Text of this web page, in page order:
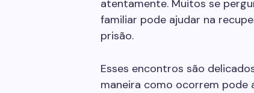
atentamente. Muitos se
familiar pode ajudar na
prisão.
Esses encontros são
maneira como ocorrem pode